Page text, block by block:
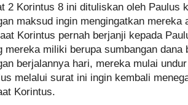
2 Korintus 8 ini dituliskan oleh Paulus
maksud ingin mengingatkan mereka
Korintus pernah berjanji kepada
mereka miliki berupa sumbangan dana
berjalannya hari, mereka mulai
melalui surat ini ingin kembali
Korintus.